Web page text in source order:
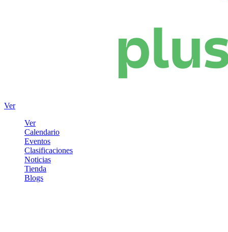
Ver
Ver
Calendario
Eventos
Clasificaciones
Noticias
Tienda
Blogs